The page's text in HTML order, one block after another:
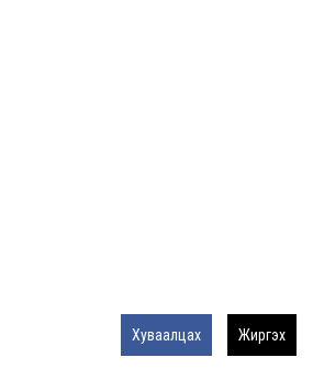
Хуваалцах Жиргэх